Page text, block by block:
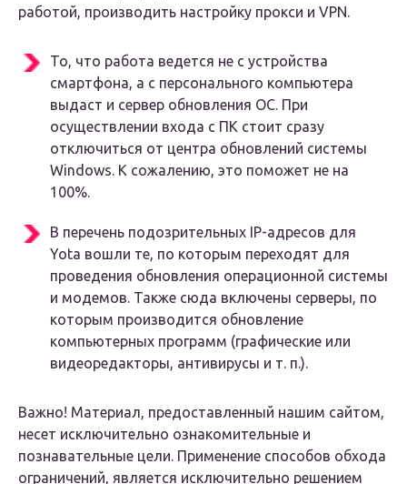
работой, производить настройку прокси и VPN.
То, что работа ведется не с устройства
смартфона, а с персонального компьютера
выдаст и сервер обновления ОС. При
осуществлении входа с ПК стоит сразу
отключиться от центра обновлений системы
Windows. К сожалению, это поможет не на
100%.
В перечень подозрительных IP-адресов для
Yota вошли те, по которым переходят для
проведения обновления операционной системы
и модемов. Также сюда включены серверы, по
которым производится обновление
компьютерных программ (графические или
видеоредакторы, антивирусы и т. п.).
Важно! Материал, предоставленный нашим сайтом,
несет исключительно ознакомительные и
познавательные цели. Применение способов обхода
ограничений, является исключительно решением